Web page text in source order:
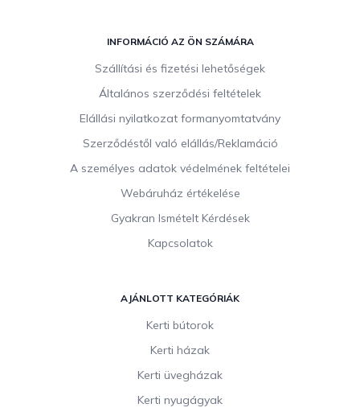
INFORMÁCIÓ AZ ÖN SZÁMÁRA
Szállítási és fizetési lehetőségek
Általános szerződési feltételek
Elállási nyilatkozat formanyomtatvány
Szerződéstől való elállás/Reklamáció
A személyes adatok védelmének feltételei
Webáruház értékelése
Gyakran Ismételt Kérdések
Kapcsolatok
AJÁNLOTT KATEGÓRIÁK
Kerti bútorok
Kerti házak
Kerti üvegházak
Kerti nyugágyak